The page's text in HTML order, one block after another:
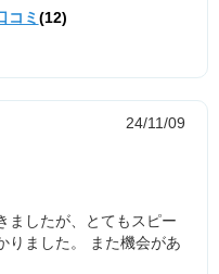
コミ (12)
24/11/09
ましたが、とてもスピー
りました。 また機会があ